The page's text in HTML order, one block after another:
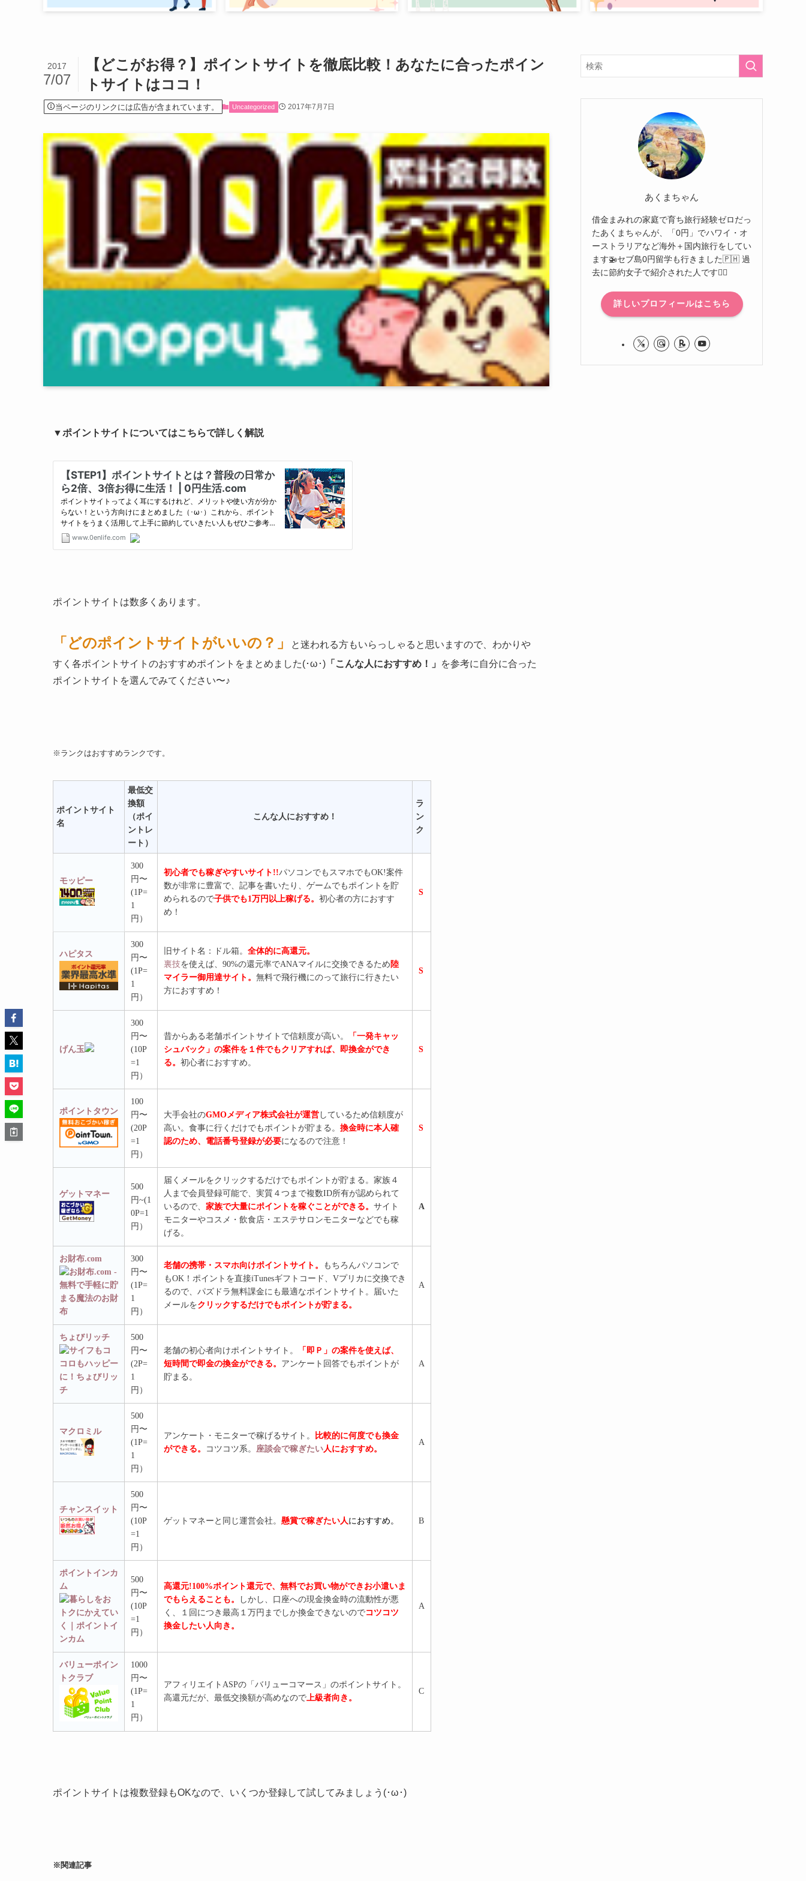
【どこがお得？】ポイントサイトを徹底比較！あなたに合ったポイン
トサイトはココ！
2017
7/07
当ページのリンクには広告が含まれています。 Uncategorized 2017年7月7日
▼ポイントサイトについてはこちらで詳しく解説
ポイントサイトは数多くあります。
「 どのポイントサイトがいいの？」
と迷われる方もいらっしゃると思いますので、わかりや
すく各ポイントサイトのおすすめポイントをまとめました(･ω･) 「こんな人におすすめ！」
を参考に自分に合った
ポイントサイトを選んでみてください〜♪
※ランクはおすすめランクです。
ポイントサイト
名
最低交
換額
（ポイ
ントレ
ート）
こんな人におすすめ！
ラ
ン
ク
モッピー
300
円〜
(1P=
1
円）
初心者でも稼ぎやすいサイト!!パソコンでもスマホでもOK!案件
数が非常に豊富で、記事を書いたり、ゲームでもポイントを貯
められるので子供でも1万円以上稼げる。 初心者の方におすす
め！
S
ハピタス
300
円〜
(1P=
1
円）
旧サイト名：ドル箱。 全体的に高還元。
裏技を使えば、90%の還元率でANAマイルに交換できるため 陸
マイラー御用達サイト。 無料で飛行機にのって旅行に行きたい
方におすすめ！
S
げん玉
300
円〜
(10P
=1
円）
昔からある老舗ポイントサイトで信頼度が高い。
「一発キャッ
シュバック」の案件を１件でもクリアすれば、即換金ができ
る。 初心者におすすめ。
S
ポイントタウン
100
円〜
(20P
=1
円）
大手会社のGMOメディア株式会社が運営 しているため信頼度が
高い。食事に行くだけでもポイントが貯まる。 換金時に本人確
認のため、電話番号登録が必要になるので注意！
S
ゲットマネー
500
円~(1
0P=1
円）
届くメールをクリックするだけでもポイントが貯まる。家族４
人まで会員登録可能で、実質４つまで複数ID所有が認められて
いるので、 家族で大量にポイントを稼ぐことができる。 サイト
モニターやコスメ・飲食店・エステサロンモニターなどでも稼
げる。
A
お財布.com
300
円〜
(1P=
1
円）
老舗の携帯・スマホ向けポイントサイト。
もちろんパソコンで
もOK！ポイントを直接iTunesギフトコード、Vプリカに交換でき
るので、パズドラ無料課金にも最適なポイントサイト。届いた
メールをクリックするだけでもポイントが貯まる。
A
ちょびリッチ
500
円〜
(2P=
1
円）
老舗の初心者向けポイントサイト。
「即Ｐ」の案件を使えば、
短時間で即金の換金ができる。 アンケート回答でもポイントが
貯まる。
A
マクロミル
500
円〜
(1P=
1
円）
アンケート・モニターで稼げるサイト。
比較的に何度でも換金
ができる。
コツコツ系。 座談会で稼ぎたい人におすすめ。
A
チャンスイット
500
円〜
(10P
=1
円）
ゲットマネーと同じ運営会社。 懸賞で稼ぎたい人におすすめ。 B
ポイントインカ
ム
500
円〜
(10P
=1
円）
高還元!100%ポイント還元で、無料でお買い物ができお小遣いま
でもらえることも。
しかし、口座への現金換金時の流動性が悪
く、１回につき最高１万円までしか換金できないのでコツコツ
換金したい人向き。
A
バリューポイン
トクラブ
1000
円〜
(1P=
1
円）
アフィリエイトASPの「バリューコマース」のポイントサイト。
高還元だが、最低交換額が高めなので上級者向き。
C
ポイントサイトは複数登録もOKなので、いくつか登録して試してみましょう(･ω･)
※関連記事
あくまちゃん
借金まみれの家庭で育ち旅行経験ゼロだっ
たあくまちゃんが、「0円」でハワイ・オ
ーストラリアなど海外＋国内旅行をしてい
ます🚁セブ島0円留学も行きました🇵🇭 過
去に節約女子で紹介された人です🙋‍♀️
詳しいプロフィールはこちら